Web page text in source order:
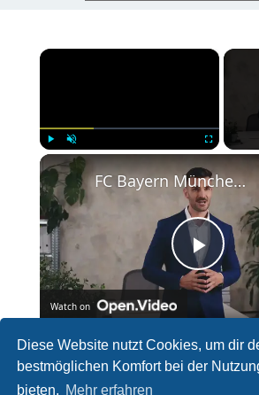
Diese Website nutzt Cookies, um dir
bestmöglichen Komfort bei der
bieten. Mehr erfahren
×
Unmute
P
l
a
FC Bayern München 2025: Erfolg und Entwicklung des Rekordmeisters
Watch on
FC Bayern München 2025: Erfolg und Entwicklung